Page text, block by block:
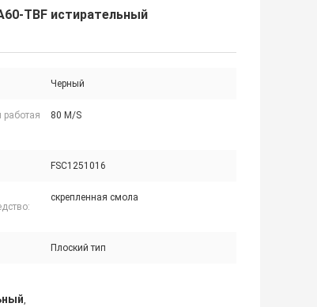
TBF истирательный
Черный
80 M/S
FSC1251016
скрепленная смола
Плоский тип
,